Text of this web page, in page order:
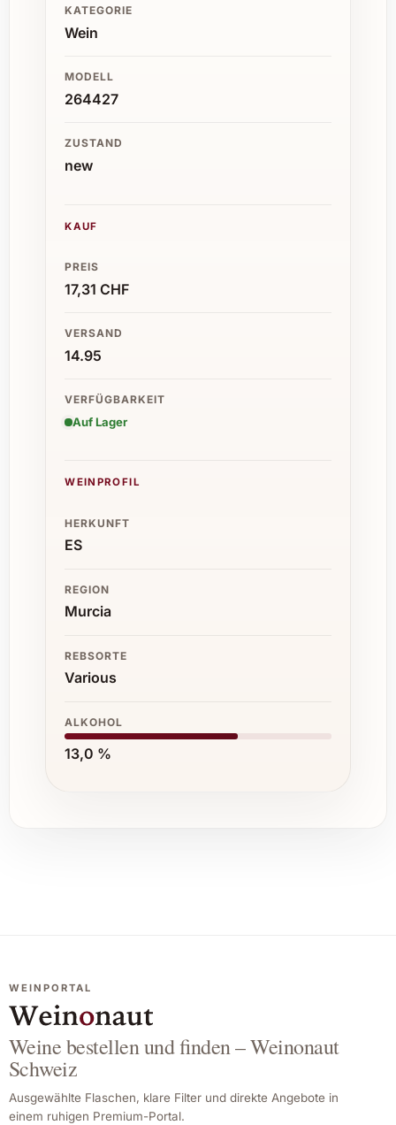
KATEGORIE
Wein
MODELL
264427
ZUSTAND
new
KAUF
PREIS
17,31 CHF
VERSAND
14.95
VERFÜGBARKEIT
Auf Lager
WEINPROFIL
HERKUNFT
ES
REGION
Murcia
REBSORTE
Various
ALKOHOL
13,0 %
WEINPORTAL
Weine bestellen und finden – Weinonaut
Schweiz
Ausgewählte Flaschen, klare Filter und direkte Angebote in
einem ruhigen Premium-Portal.